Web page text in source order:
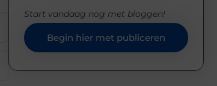
Start vandaag nog met bloggen!
Begin hier met publiceren